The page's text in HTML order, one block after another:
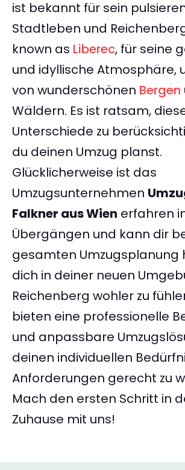
ist bekannt für sein
Stadtleben und
known as Liberec, für seine
und idyllische Atmosphäre,
von wunderschönen Bergen
Wäldern. Es ist ratsam,
Unterschiede zu
du deinen Umzug planst.
Glücklicherweise ist das
Umzugsunternehmen
Falkner aus Wien erfahren
Übergängen und kann dir
gesamten Umzugsplanung
dich in deiner neuen
Reichenberg wohler zu
bieten eine professionelle
und anpassbare
deinen individuellen
Anforderungen gerecht zu
Mach den ersten Schritt in
Zuhause mit uns!